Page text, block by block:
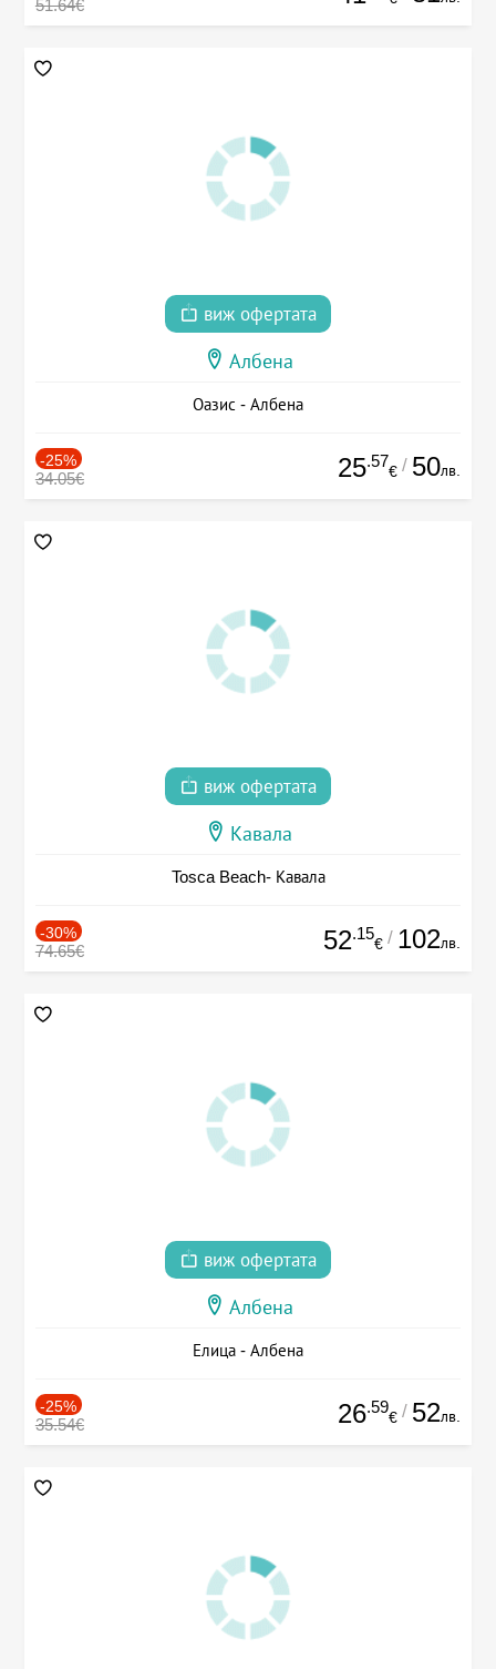
51.64€
виж офертата
Албена
Оазис - Албена
-25%
34.05€ 25.57
€ / 50лв.
виж офертата
Кавала
Tosca Beach- Кавала
-30%
74.65€ 52.15
€ / 102лв.
виж офертата
Албена
Елица - Албена
-25%
35.54€ 26.59
€ / 52лв.